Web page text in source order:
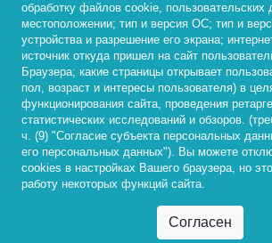
Министерство просвещения РФ
https://edu.gov.ru/
Федеральный портал «Российское
http://www.edu.ru/
© 2026, ФГБОУ ВО «Байкальский
университет»
обработку файлов cookie, пользовательских
местоположении; тип и версия ОС; тип и
устройства и разрешение его экрана;
источник откуда пришел на сайт
Браузера; какие страницы открывает
пол, возраст и интересы пользователя) в
функционирования сайта, проведения
статистических исследований и обзоров.
ч. (9) "Согласие субъекта персональных
его персональных данных"). Вы можете
cookies в настройках Вашего браузера, но
работу некоторых функций сайта.